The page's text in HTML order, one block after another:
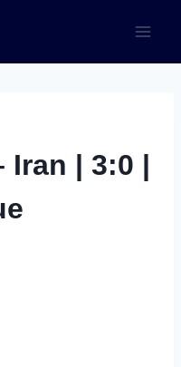
Iran | 3:0 |